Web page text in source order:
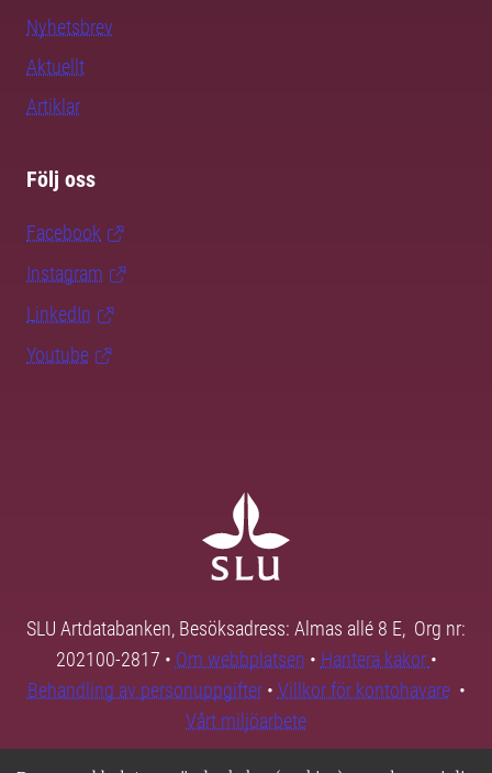
Nyhetsbrev
Aktuellt
Artiklar
Följ oss
Facebook
Instagram
LinkedIn
Youtube
SLU Artdatabanken, Besöksadress: Almas allé 8 E, Org nr:
202100-2817 • Om webbplatsen • Hantera kakor •
Behandling av personuppgifter• Villkor för kontohavare•
Vårt miljöarbete